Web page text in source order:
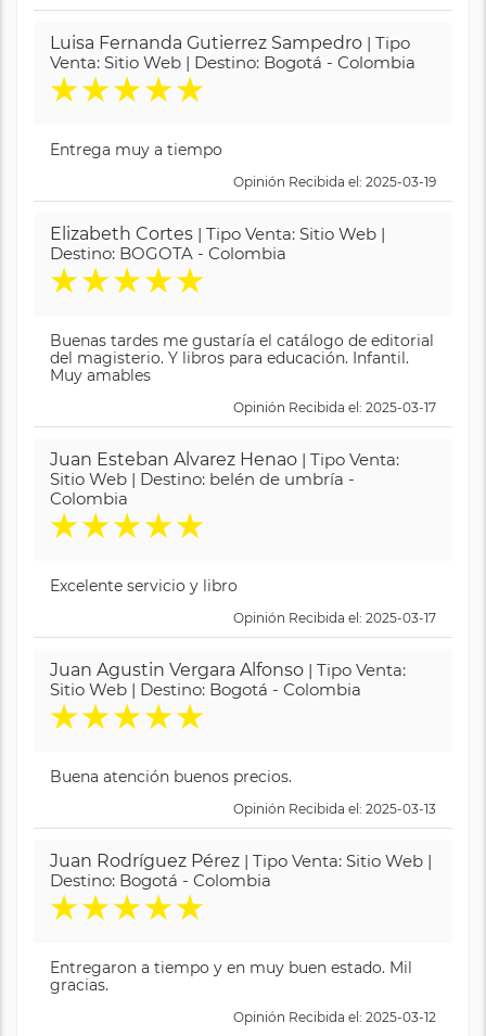
Luisa Fernanda Gutierrez Sampedro | Tipo
Venta: Sitio Web | Destino: Bogotá - Colombia
★★★★★
Entrega muy a tiempo
Opinión Recibida el: 2025-03-19
Elizabeth Cortes | Tipo Venta: Sitio Web |
Destino: BOGOTA - Colombia
★★★★★
Buenas tardes me gustaría el catálogo de editorial
del magisterio. Y libros para educación. Infantil.
Muy amables
Opinión Recibida el: 2025-03-17
Juan Esteban Alvarez Henao | Tipo Venta:
Sitio Web | Destino: belén de umbría -
Colombia
★★★★★
Excelente servicio y libro
Opinión Recibida el: 2025-03-17
Juan Agustin Vergara Alfonso | Tipo Venta:
Sitio Web | Destino: Bogotá - Colombia
★★★★★
Buena atención buenos precios.
Opinión Recibida el: 2025-03-13
Juan Rodríguez Pérez | Tipo Venta: Sitio Web |
Destino: Bogotá - Colombia
★★★★★
Entregaron a tiempo y en muy buen estado. Mil
gracias.
Opinión Recibida el: 2025-03-12